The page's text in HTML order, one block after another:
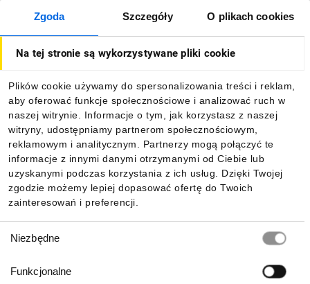
Zgoda Szczegóły O plikach cookies
Na tej stronie są wykorzystywane pliki cookie
Plików cookie używamy do spersonalizowania treści i reklam,
aby oferować funkcje społecznościowe i analizować ruch w
naszej witrynie. Informacje o tym, jak korzystasz z naszej
witryny, udostępniamy partnerom społecznościowym,
reklamowym i analitycznym. Partnerzy mogą połączyć te
informacje z innymi danymi otrzymanymi od Ciebie lub
uzyskanymi podczas korzystania z ich usług. Dzięki Twojej
zgodzie możemy lepiej dopasować ofertę do Twoich
zainteresowań i preferencji.
zgody
Niezbędne
Funkcjonalne
O firmie
Informacje
Pobierz naszą aplikację mobilną: